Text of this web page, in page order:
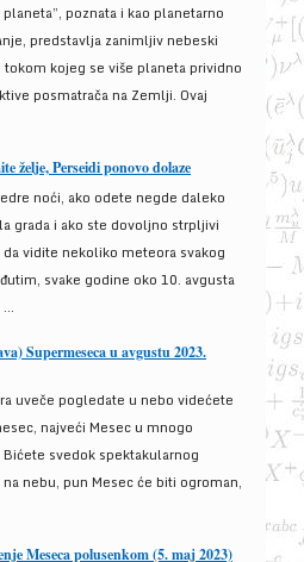
planeta”, poznata i kao planetarno
predstavlja zanimljiv nebeski
tokom kojeg se više planeta prividno
posmatrača na Zemlji. Ovaj
želje, Perseidi ponovo dolaze
noći, ako odete negde daleko
grada i ako ste dovoljno strpljivi
vidite nekoliko meteora svakog
svake godine oko 10. avgusta
Supermeseca u avgustu 2023.
uveče pogledate u nebo videćete
najveći Mesec u mnogo
svedok spektakularnog
nebu, pun Mesec će biti ogroman,
Meseca polusenkom (5. maj 2023)